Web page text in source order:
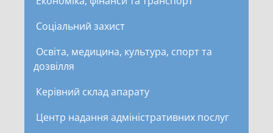
Соціальний захист
Освіта, медицина, культура, спорт та
дозвілля
Керівний склад апарату
Центр надання адміністративних послуг